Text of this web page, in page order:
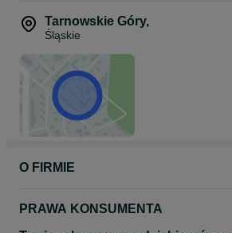
Tarnowskie Góry,
Śląskie
O FIRMIE
PRAWA KONSUMENTA